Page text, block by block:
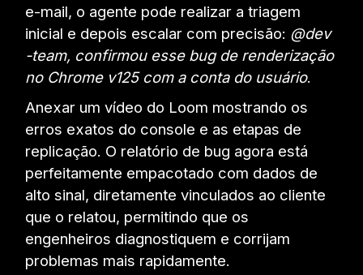
e-mail, o agente pode realizar a triagem
inicial e depois escalar com precisão: @dev
-team, confirmou esse bug de renderização
no Chrome v125 com a conta do usuário.
Anexar um vídeo do Loom mostrando os
erros exatos do console e as etapas de
replicação. O relatório de bug agora está
perfeitamente empacotado com dados de
alto sinal, diretamente vinculados ao cliente
que o relatou, permitindo que os
engenheiros diagnostiquem e corrijam
problemas mais rapidamente.